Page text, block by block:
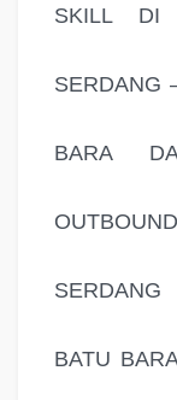
SKILL DI
SERDANG
BARA
BATU